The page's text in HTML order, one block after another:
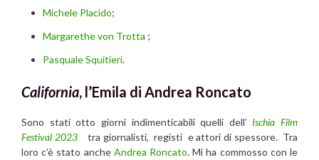
Michele Placido;
Margarethe von Trotta ;
Pasquale Squitieri.
California, l’Emila di Andrea Roncato
Sono stati otto giorni indimenticabili quelli dell’ Ischia Film
Festival 2023
tra giornalisti, registi e attori di spessore. Tra
loro c’è stato anche Andrea Roncato. Mi ha commosso con le